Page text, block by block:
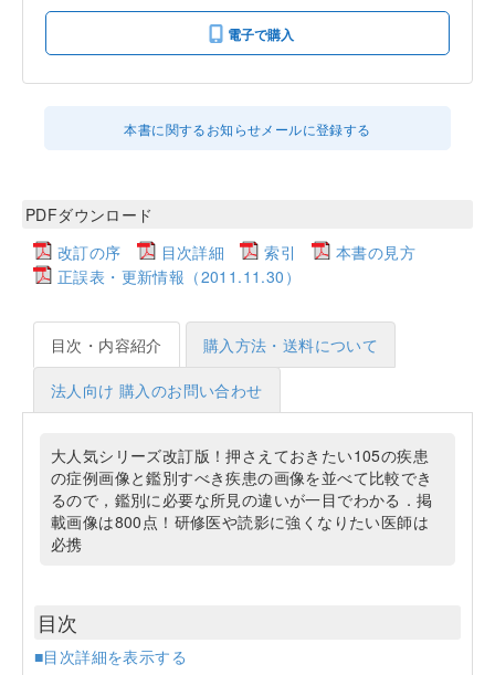
電子で購入
本書に関するお知らせメールに登録する
PDFダウンロード
改訂の序
目次詳細 索引
本書の見方
正誤表・更新情報（2011.11.30）
目次・内容紹介 購入方法・送料について
法人向け 購入のお問い合わせ
大人気シリーズ改訂版！押さえておきたい105の疾患
の症例画像と鑑別すべき疾患の画像を並べて比較でき
るので，鑑別に必要な所見の違いが一目でわかる．掲
載画像は800点！研修医や読影に強くなりたい医師は
必携
目次
■目次詳細を表示する